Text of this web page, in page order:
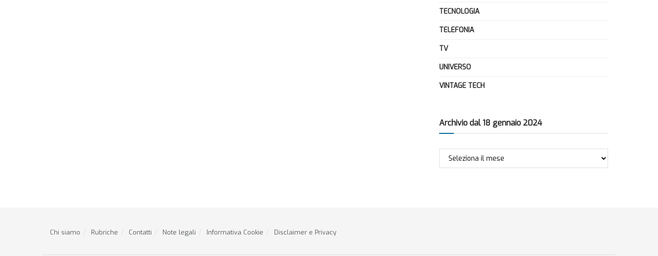
TECNOLOGIA
TELEFONIA
TV
UNIVERSO
VINTAGE TECH
Archivio dal 18 gennaio 2024
Archivio
Chi siamo Rubriche Contatti Note legali Informativa Cookie Disclaimer e Privacy